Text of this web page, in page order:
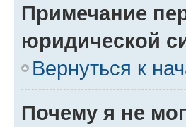
Примечание
юридической
Вернуться к
Почему я не